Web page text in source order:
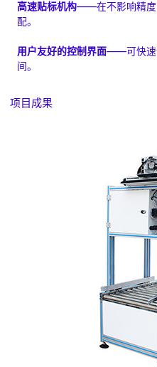
高速贴标机构——在不影响精度
配。
用户友好的控制界面——可快速
间。
项目成果